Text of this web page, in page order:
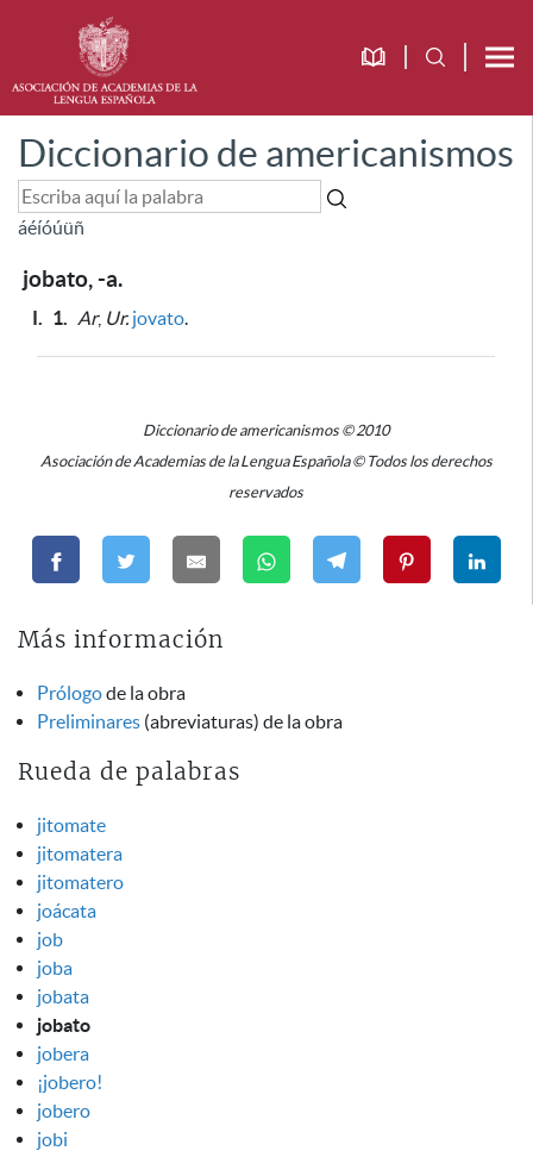
Diccionario de americanismos
áéíóúüñ
jobato, -a.
I. 1. Ar, Ur. jovato.
Diccionario de americanismos © 2010
Asociación de Academias de la Lengua Española © Todos los derechos
reservados
Más información
Prólogode la obra
Preliminares (abreviaturas) de la obra
Rueda de palabras
jitomate
jitomatera
jitomatero
joácata
job
joba
jobata
jobato
jobera
¡jobero!
jobero
jobi